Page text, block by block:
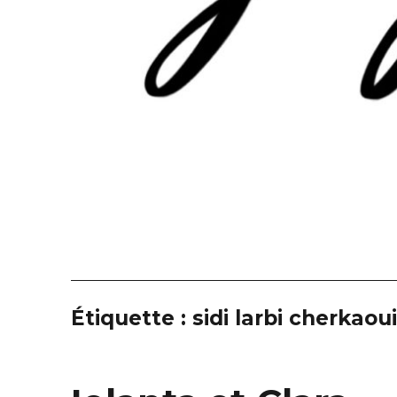
Étiquette :sidi larbi cherkaoui